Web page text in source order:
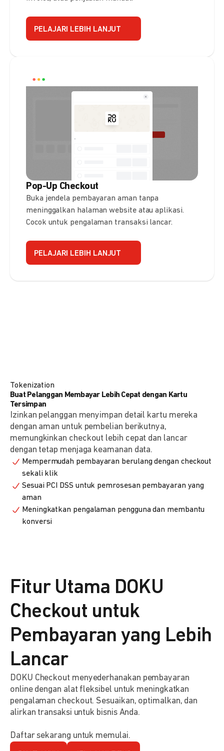
PELAJARI LEBIH LANJUT
Pop-Up Checkout
Buka jendela pembayaran aman tanpa
meninggalkan halaman website atau aplikasi.
Cocok untuk pengalaman transaksi lancar.
PELAJARI LEBIH LANJUT
Tokenization
Buat Pelanggan Membayar Lebih Cepat dengan Kartu
Tersimpan
Izinkan pelanggan menyimpan detail kartu mereka
dengan aman untuk pembelian berikutnya,
memungkinkan checkout lebih cepat dan lancar
dengan tetap menjaga keamanan data.
Mempermudah pembayaran berulang dengan checkout
sekali klik
Sesuai PCI DSS untuk pemrosesan pembayaran yang
aman
Meningkatkan pengalaman pengguna dan membantu
konversi
Fitur Utama DOKU
Checkout untuk
Pembayaran yang Lebih
Lancar
DOKU Checkout menyederhanakan pembayaran
online dengan alat fleksibel untuk meningkatkan
pengalaman checkout. Sesuaikan, optimalkan, dan
alirkan transaksi untuk bisnis Anda.
Daftar sekarang untuk memulai.